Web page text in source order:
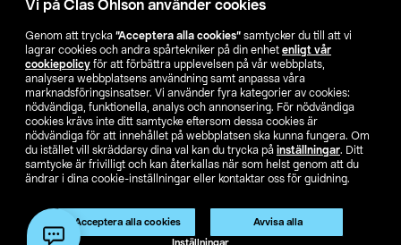
Vi på Clas Ohlson använder cookies
Genom att trycka ”Acceptera alla cookies” samtycker du till att vi
lagrar cookies och andra spårtekniker på din enhet enligt vår
cookiepolicy för att förbättra upplevelsen på vår webbplats,
analysera webbplatsens användning samt anpassa våra
marknadsföringsinsatser. Vi använder fyra kategorier av cookies:
nödvändiga, funktionella, analys och annonsering. För nödvändiga
cookies krävs inte ditt samtycke eftersom dessa cookies är
nödvändiga för att innehållet på webbplatsen ska kunna fungera. Om
du istället vill skräddarsy dina val kan du trycka på inställningar. Ditt
samtycke är frivilligt och kan återkallas när som helst genom att du
ändrar i dina cookie-inställningar eller kontaktar oss för guidning.
Acceptera alla cookies Avvisa alla
Inställningar
Hitta butik
SE NO FI
Köpvillkor Privacy statement Klubbvillkor
För företag